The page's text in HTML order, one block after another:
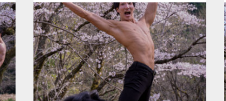
Update:2022.08.20
Category:桜とマッチョ kaichan
AKIHITO(細マッチョ)
ダウンロード